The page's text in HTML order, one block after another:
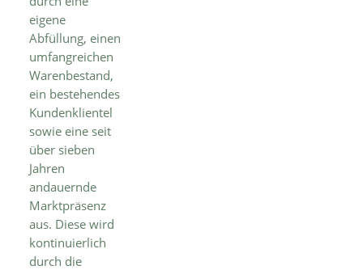
eigene
Abfüllung, einen
umfangreichen
Warenbestand,
ein bestehendes
Kundenklientel
sowie eine seit
über sieben
Jahren
andauernde
Marktpräsenz
aus. Diese wird
kontinuierlich
durch die